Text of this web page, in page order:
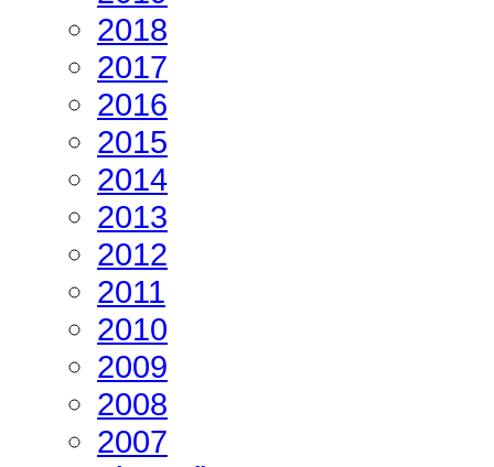
2018
2017
2016
2015
2014
2013
2012
2011
2010
2009
2008
2007